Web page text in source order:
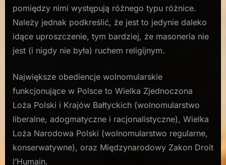
pomiędzy nimi występują różnego typu różnice.
Należy jednak podkreślić, że jest to jedynie daleko
idące uproszczenie, tym bardziej, że masoneria nie
jest (i nigdy nie była) ruchem religijnym.
Największe obediencje wolnomularskie
funkcjonujące w Polsce to Wielka Zjednoczona
Loża Polski i Krajów Bałtyckich (wolnomularstwo
liberalne, adogmatyczne i racjonalistyczne), Wielka
Loża Narodowa Polski (wolnomularstwo regularne,
konserwatywne), oraz Międzynarodowy Zakon Droit
l’Humain.